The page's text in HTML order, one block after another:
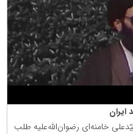
ایران
خامنه‌ای رضوان‌الله‌علیه طلب